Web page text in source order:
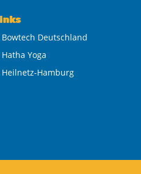
Bowtech Deutschland
Hatha Yoga
Heilnetz-Hamburg